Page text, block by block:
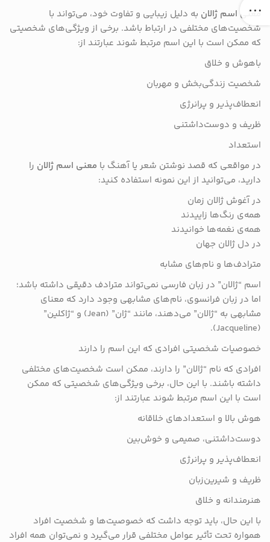
معنی اسم ژالان به دلیل زیبایی و تفاوت خود، می‌تواند با
شخصیت‌های مختلفی در ارتباط باشد. برخی از ویژگی‌های شخصیتی
که ممکن است با این اسم مرتبط شوند عبارتند از:
باهوش و خلاق
شخصیت زندگی‌بخش و مهربان
انعطاف‌پذیر و پرانرژی
ظریف و دوست‌داشتنی
استعداد
در مواقعی که قصد نوشتن شعر یا آهنگ با معنی اسم ژالان را
دارید، می‌توانید از این نمونه استفاده کنید:
در آغوش ژالان زمان
همه‌ی رنگ‌ها زاییدند
همه‌ی نغمه‌ها خوانیدند
در دل ژالان جهان
مترادف‌ها و نام‌های مشابه
اسم “ژالان” در زبان فارسی نمی‌تواند مترادف دقیقی داشته باشد؛
اما در زبان فرانسوی، نام‌های مشابهی وجود دارد که معنای
مشابهی به “ژالان” می‌دهند، مانند “ژان” (Jean) و “ژاکلین”
(Jacqueline).
خصوصیات شخصیتی افرادی که این اسم را دارند
افرادی که نام “ژالان” را دارند، ممکن است شخصیت‌های مختلفی
داشته باشند. با این حال، برخی ویژگی‌های شخصیتی که ممکن
است با این اسم مرتبط شوند عبارتند از:
هوش بالا و استعدادهای خلاقانه
دوست‌داشتنی، صمیمی و خوش‌بین
انعطاف‌پذیر و پرانرژی
ظریف و شیرین‌زبان
هنرمندانه و خلاق
با این حال، باید توجه داشت که خصوصیت‌ها و شخصیت افراد
همواره تحت تأثیر عوامل مختلفی قرار می‌گیرد و نمی‌توان همه افراد